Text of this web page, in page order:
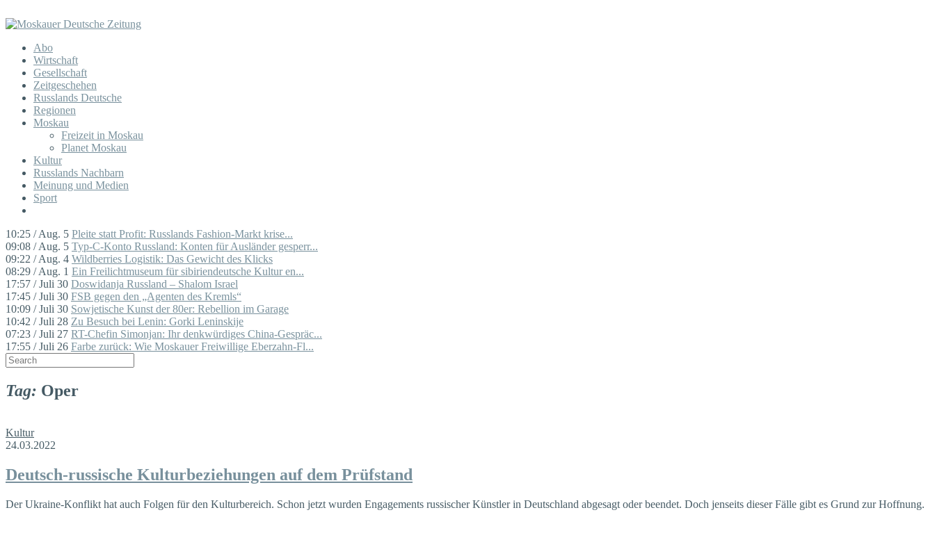
Abo
Wirtschaft
Gesellschaft
Zeitgeschehen
Russlands Deutsche
Regionen
Moskau
Freizeit in Moskau
Planet Moskau
Kultur
Russlands Nachbarn
Meinung und Medien
Sport
10:25 / Aug. 5 Pleite statt Profit: Russlands Fashion-Markt krise...
09:08 / Aug. 5 Typ-C-Konto Russland: Konten für Ausländer gesperr...
09:22 / Aug. 4 Wildberries Logistik: Das Gewicht des Klicks
08:29 / Aug. 1 Ein Freilichtmuseum für sibiriendeutsche Kultur en...
17:57 / Juli 30 Doswidanja Russland – Shalom Israel
17:45 / Juli 30 FSB gegen den „Agenten des Kremls“
10:09 / Juli 30 Sowjetische Kunst der 80er: Rebellion im Garage
10:42 / Juli 28 Zu Besuch bei Lenin: Gorki Leninskije
07:23 / Juli 27 RT-Chefin Simonjan: Ihr denkwürdiges China-Gespräc...
17:55 / Juli 26 Farbe zurück: Wie Moskauer Freiwillige Eberzahn-Fl...
Tag: Oper
Kultur
24.03.2022
Deutsch-russische Kulturbeziehungen auf dem Prüfstand
Der Ukraine-Konflikt hat auch Folgen für den Kulturbereich. Schon jetzt wurden Engagements russischer Künstler in Deutschland abgesagt oder beendet. Doch jenseits dieser Fälle gibt es Grund zur Hoffnung.